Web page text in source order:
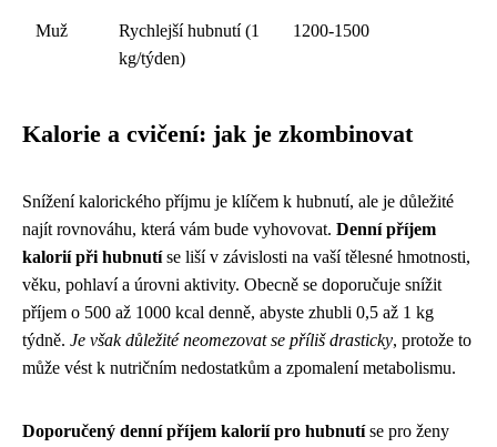
Muž
Rychlejší hubnutí (1
kg/týden)
1200-1500
Kalorie a cvičení: jak je zkombinovat
Snížení kalorického příjmu je klíčem k hubnutí, ale je důležité
najít rovnováhu, která vám bude vyhovovat. Denní příjem
kalorií při hubnutíse liší v závislosti na vaší tělesné hmotnosti,
věku, pohlaví a úrovni aktivity. Obecně se doporučuje snížit
příjem o 500 až 1000 kcal denně, abyste zhubli 0,5 až 1 kg
týdně. Je však důležité neomezovat se příliš drasticky, protože to
může vést k nutričním nedostatkům a zpomalení metabolismu.
Doporučený denní příjem kalorií pro hubnutíse pro ženy